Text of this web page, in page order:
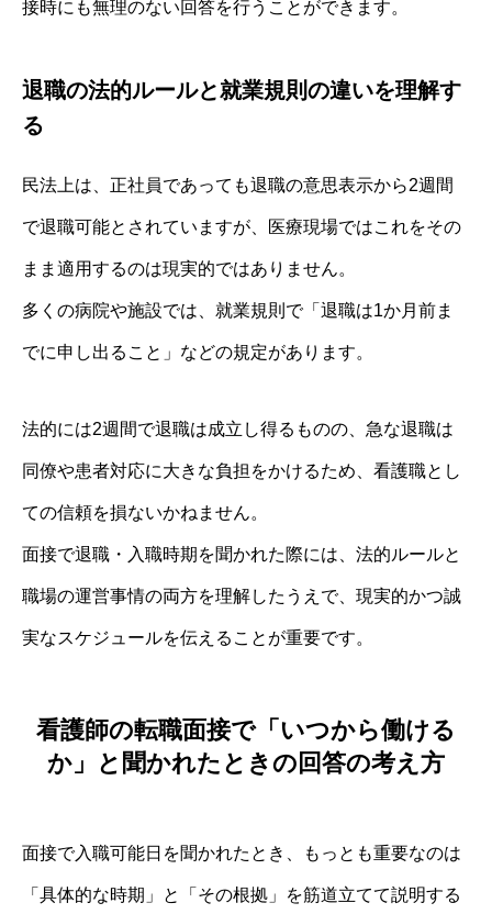
接時にも無理のない回答を行うことができます。
退職の法的ルールと就業規則の違いを理解す
る
民法上は、正社員であっても退職の意思表示から2週間
で退職可能とされていますが、医療現場ではこれをその
まま適用するのは現実的ではありません。
多くの病院や施設では、就業規則で「退職は1か月前ま
でに申し出ること」などの規定があります。
法的には2週間で退職は成立し得るものの、急な退職は
同僚や患者対応に大きな負担をかけるため、看護職とし
ての信頼を損ないかねません。
面接で退職・入職時期を聞かれた際には、法的ルールと
職場の運営事情の両方を理解したうえで、現実的かつ誠
実なスケジュールを伝えることが重要です。
看護師の転職面接で「いつから働ける
か」と聞かれたときの回答の考え方
面接で入職可能日を聞かれたとき、もっとも重要なのは
「具体的な時期」と「その根拠」を筋道立てて説明する